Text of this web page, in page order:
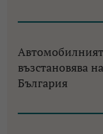
възстановява
България